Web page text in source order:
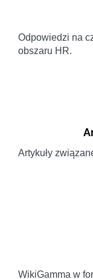
Odpowiedzi na
obszaru HR.
Artykuły
WikiGamma w